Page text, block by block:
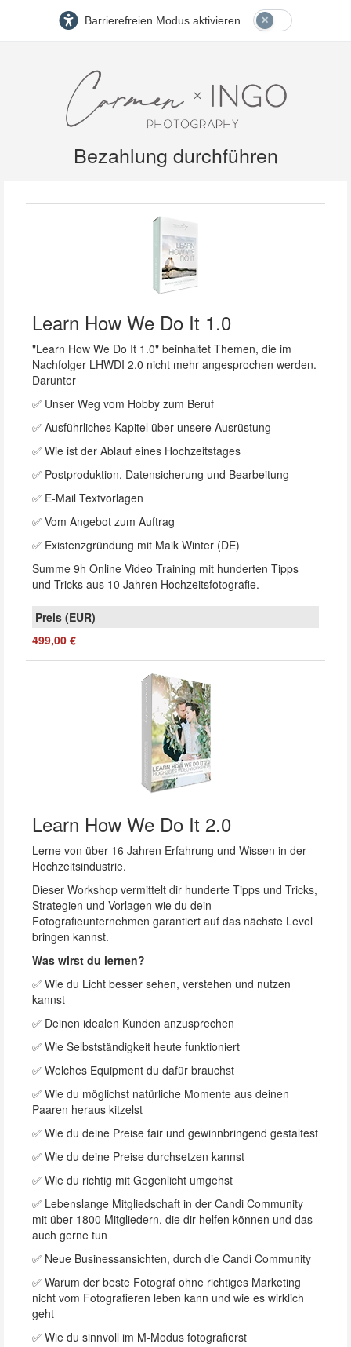
Barrierefreien Modus aktivieren
Bezahlung durchführen
Learn How We Do It 1.0
"Learn How We Do It 1.0" beinhaltet Themen, die im
Nachfolger LHWDI 2.0 nicht mehr angesprochen werden.
Darunter
✅ Unser Weg vom Hobby zum Beruf
✅ Ausführliches Kapitel über unsere Ausrüstung
✅ Wie ist der Ablauf eines Hochzeitstages
✅ Postproduktion, Datensicherung und Bearbeitung
✅ E-Mail Textvorlagen
✅ Vom Angebot zum Auftrag
✅ Existenzgründung mit Maik Winter (DE)
Summe 9h Online Video Training mit hunderten Tipps
und Tricks aus 10 Jahren Hochzeitsfotografie.
499,00 €
Learn How We Do It 2.0
Lerne von über 16 Jahren Erfahrung und Wissen in der
Hochzeitsindustrie.
Dieser Workshop vermittelt dir hunderte Tipps und Tricks,
Strategien und Vorlagen wie du dein
Fotografieunternehmen garantiert auf das nächste Level
bringen kannst.
Was wirst du lernen?
✅ Wie du Licht besser sehen, verstehen und nutzen
kannst
✅ Deinen idealen Kunden anzusprechen
✅ Wie Selbstständigkeit heute funktioniert
✅ Welches Equipment du dafür brauchst
✅ Wie du möglichst natürliche Momente aus deinen
Paaren heraus kitzelst
✅ Wie du deine Preise fair und gewinnbringend gestaltest
✅ Wie du deine Preise durchsetzen kannst
✅ Wie du richtig mit Gegenlicht umgehst
✅ Lebenslange Mitgliedschaft in der Candi Community
mit über 1800 Mitgliedern, die dir helfen können und das
auch gerne tun
✅ Neue Businessansichten, durch die Candi Community
✅ Warum der beste Fotograf ohne richtiges Marketing
nicht vom Fotografieren leben kann und wie es wirklich
geht
✅ Wie du sinnvoll im M-Modus fotografierst